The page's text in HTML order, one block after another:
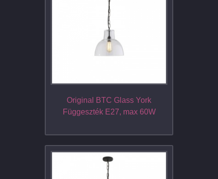
Original BTC Glass York
Függeszték E27, max 60W